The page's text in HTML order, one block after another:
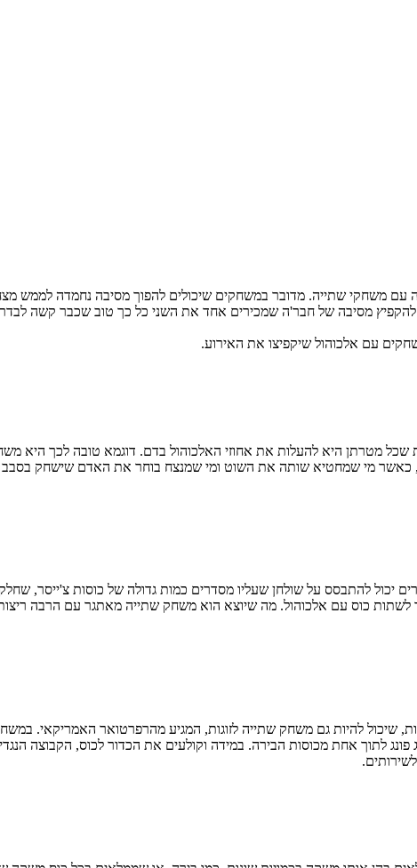
משחקי שתייה. מדובר במשחקים שיכולים להפוך מסיבה נחמדה לממש
להקפיץ מסיבה של חבר'ה שמכירים אחד את השני כל כך טוב שכבר קשה
עם אלכוהול שיקפיצו את האירוע.
מטרתן היא להעלות את אחוזי האלכוהול בדם. דוגמא טובה לכך היא
כאשר מי שמחטיא שותה את השוט ומי שמנצח בוחר את האדם שישחק בסבב
יכול להתבסס על שולחן שעליו מסדרים כמות גדולה של כוסות צ'ייסר,
לשתות כוס עם אלכוהול. מה שיוצא הוא משחק שתייה מאתגר עם הרבה
שיכול להיות גם משחק שתייה לזוגות, המגיע מהרפרטואר האמריקאי.
לתוך אחת מכוסות הבירה. במידה וקולעים את הכדור לכוס, הקבוצה